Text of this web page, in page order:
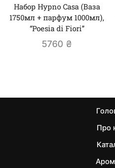
Набор Hypno Casa (Ваза
1750мл + парфум 1000мл),
“Poesia di Fiori”
5760 ₴
Про